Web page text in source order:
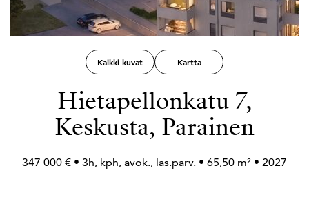
Kaikki kuvat Kartta
Hietapellonkatu 7,
Keskusta, Parainen
347 000 € • 3h, kph, avok., las.parv. • 65,50 m² • 2027